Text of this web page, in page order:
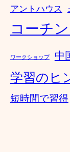
アントハウス
コーチ
ワークショップ 中
学習のヒ
短時間で習得